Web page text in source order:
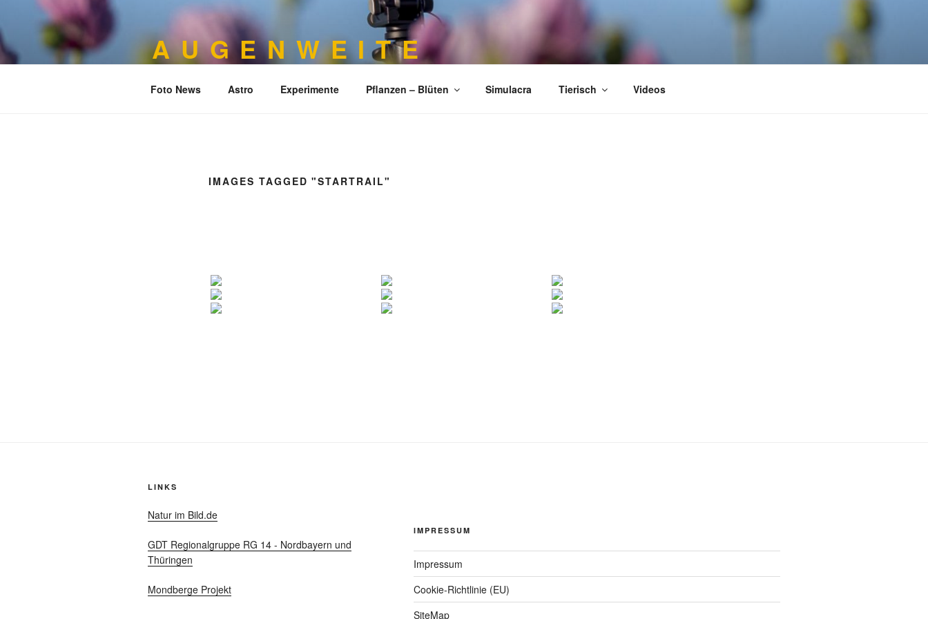
springen
A U G E N W E I T E
Foto News Astro Experimente Pflanzen – Blüten Simulacra Tierisch Videos
IMAGES TAGGED "STARTRAIL"
LINKS
Natur im Bild.de
GDT Regionalgruppe RG 14 - Nordbayern und
Thüringen
Mondberge Projekt
IMPRESSUM
Impressum
Cookie-Richtlinie (EU)
SiteMap